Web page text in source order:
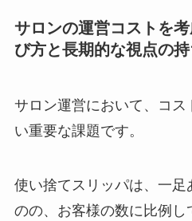
サロンの運営コストを
び方と長期的な視点の
サロン運営において、コス
い重要な課題です。
使い捨てスリッパは、一足
のの、お客様の数に比例し